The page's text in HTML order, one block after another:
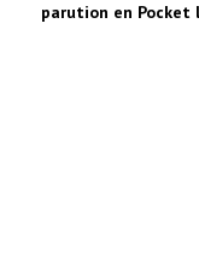
parution en Pocket